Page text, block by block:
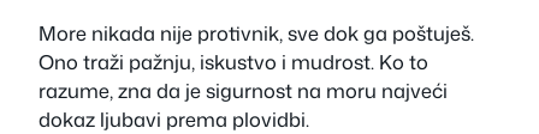
More nikada nije protivnik, sve dok ga poštuješ.
Ono traži pažnju, iskustvo i mudrost. Ko to
razume, zna da je sigurnost na moru najveći
dokaz ljubavi prema plovidbi.